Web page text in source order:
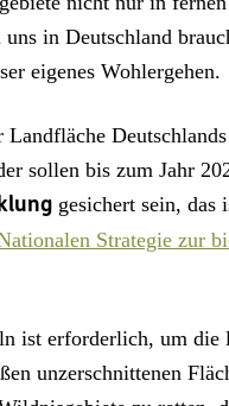
uns in Deutschland
eigenes Wohlergehen.
Landfläche
sollen bis zum Jahr
gesichert sein, das
Strategie zur
ist erforderlich, um die
unzerschnittenen